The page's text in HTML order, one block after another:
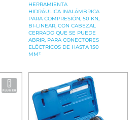
HERRAMIENTA
HIDRÁULICA INALÁMBRICA
PARA COMPRESIÓN, 50 KN,
BI-LINEAR, CON CABEZAL
CERRADO QUE SE PUEDE
ABRIR, PARA CONECTORES
ELÉCTRICOS DE HASTA 150
MM²